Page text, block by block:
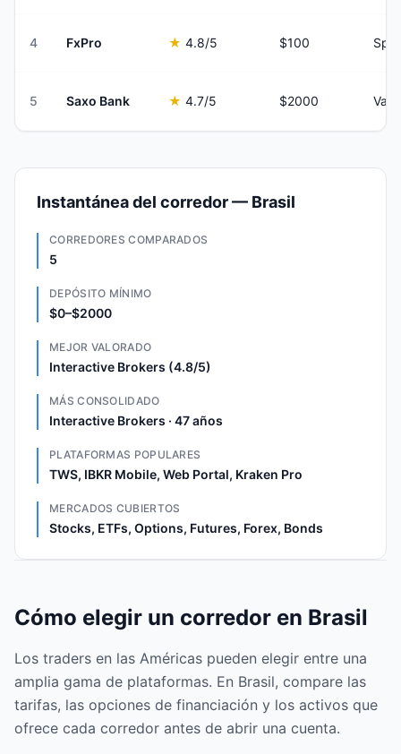
4 FxPro ★ 4.8/5 $100
5 Saxo Bank ★ 4.7/5 $2000
Instantánea del corredor — Brasil
CORREDORES COMPARADOS
5
DEPÓSITO MÍNIMO
$0–$2000
MEJOR VALORADO
Interactive Brokers (4.8/5)
MÁS CONSOLIDADO
Interactive Brokers · 47 años
PLATAFORMAS POPULARES
TWS, IBKR Mobile, Web Portal, Kraken Pro
MERCADOS CUBIERTOS
Stocks, ETFs, Options, Futures, Forex, Bonds
Cómo elegir un corredor en Brasil
Los traders en las Américas pueden elegir entre una
amplia gama de plataformas. En Brasil, compare las
tarifas, las opciones de financiación y los activos que
ofrece cada corredor antes de abrir una cuenta.